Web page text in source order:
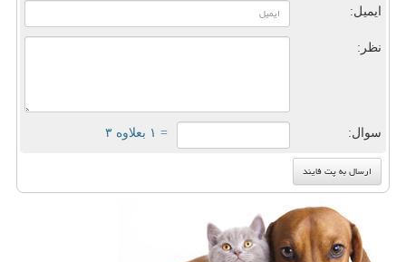
ایمیل:
نظر:
سوال: = ۱ بعلاوه ۳